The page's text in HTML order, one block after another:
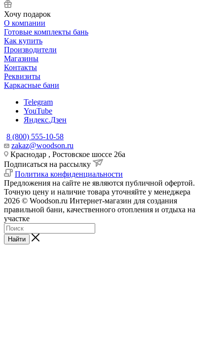
Хочу подарок
О компании
Готовые комплекты бань
Как купить
Производители
Магазины
Контакты
Реквизиты
Каркасные бани
Telegram
YouTube
Яндекс.Дзен
8 (800) 555-10-58
zakaz@woodson.ru
Краснодар , Ростовское шоссе 26а
Подписаться на рассылку
Политика конфиденциальности
Предложения на сайте не являются публичной офертой.
Точную цену и наличие товара уточняйте у менеджера
2026 © Woodson.ru Интернет-магазин для создания
правильной бани, качественного отопления и отдыха на
участке
Найти